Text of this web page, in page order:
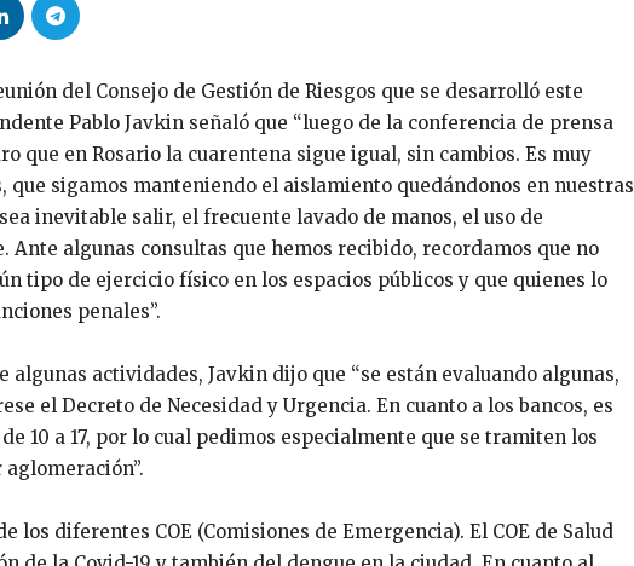
del Consejo de Gestión de Riesgos que se desarrolló este
Pablo Javkin señaló que “luego de la conferencia de prensa
que en Rosario la cuarentena sigue igual, sin cambios. Es muy
sigamos manteniendo el aislamiento quedándonos en nuestras
inevitable salir, el frecuente lavado de manos, el uso de
Ante algunas consultas que hemos recibido, recordamos que no
tipo de ejercicio físico en los espacios públicos y que quienes lo
penales”.
algunas actividades, Javkin dijo que “se están evaluando algunas,
el Decreto de Necesidad y Urgencia. En cuanto a los bancos, es
10 a 17, por lo cual pedimos especialmente que se tramiten los
los diferentes COE (Comisiones de Emergencia). El COE de Salud